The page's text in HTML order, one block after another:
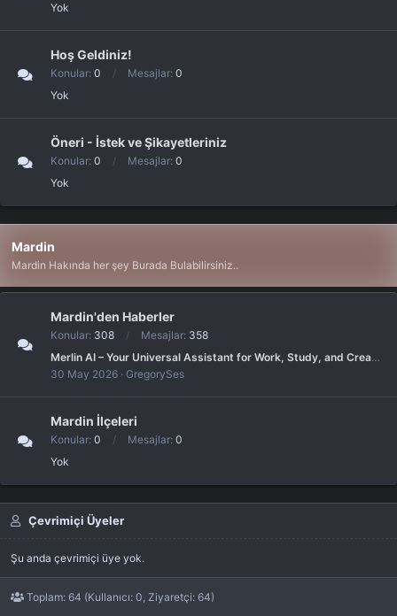
Yok
Hoş Geldiniz!
Konular 0 Mesajlar 0
Yok
Öneri - İstek ve Şikayetleriniz
Konular 0 Mesajlar 0
Yok
Mardin
Mardin Hakında her şey Burada Bulabilirsiniz..
Mardin'den Haberler
Konular 308 Mesajlar 358
Merlin AI – Your Universal Assistant for Work, Study, and Creativity! ???
30 May 2026 GregorySes
Mardin İlçeleri
Konular 0 Mesajlar 0
Yok
Çevrimiçi Üyeler
Şu anda çevrimiçi üye yok.
Toplam: 64 (Kullanıcı: 0, Ziyaretçi: 64)